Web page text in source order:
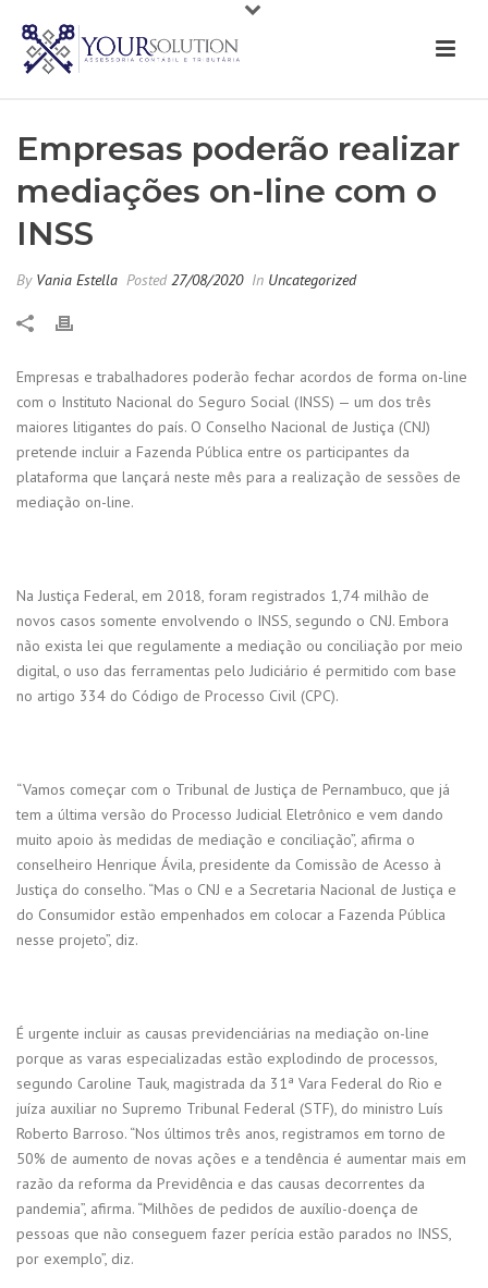
Empresas poderão realizar
mediações on-line com o
INSS
By Vania Estella Posted27/08/2020 In Uncategorized
Empresas e trabalhadores poderão fechar acordos de forma on-line
com o Instituto Nacional do Seguro Social (INSS) — um dos três
maiores litigantes do país. O Conselho Nacional de Justiça (CNJ)
pretende incluir a Fazenda Pública entre os participantes da
plataforma que lançará neste mês para a realização de sessões de
mediação on-line.
Na Justiça Federal, em 2018, foram registrados 1,74 milhão de
novos casos somente envolvendo o INSS, segundo o CNJ. Embora
não exista lei que regulamente a mediação ou conciliação por meio
digital, o uso das ferramentas pelo Judiciário é permitido com base
no artigo 334 do Código de Processo Civil (CPC).
“Vamos começar com o Tribunal de Justiça de Pernambuco, que já
tem a última versão do Processo Judicial Eletrônico e vem dando
muito apoio às medidas de mediação e conciliação”, afirma o
conselheiro Henrique Ávila, presidente da Comissão de Acesso à
Justiça do conselho. “Mas o CNJ e a Secretaria Nacional de Justiça e
do Consumidor estão empenhados em colocar a Fazenda Pública
nesse projeto”, diz.
É urgente incluir as causas previdenciárias na mediação on-line
porque as varas especializadas estão explodindo de processos,
segundo Caroline Tauk, magistrada da 31ª Vara Federal do Rio e
juíza auxiliar no Supremo Tribunal Federal (STF), do ministro Luís
Roberto Barroso. “Nos últimos três anos, registramos em torno de
50% de aumento de novas ações e a tendência é aumentar mais em
razão da reforma da Previdência e das causas decorrentes da
pandemia”, afirma. “Milhões de pedidos de auxílio-doença de
pessoas que não conseguem fazer perícia estão parados no INSS,
por exemplo”, diz.